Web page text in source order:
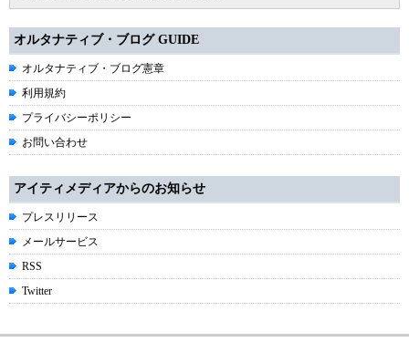
オルタナティブ・ブログ GUIDE
オルタナティブ・ブログ憲章
利用規約
プライバシーポリシー
お問い合わせ
アイティメディアからのお知らせ
プレスリリース
メールサービス
RSS
Twitter